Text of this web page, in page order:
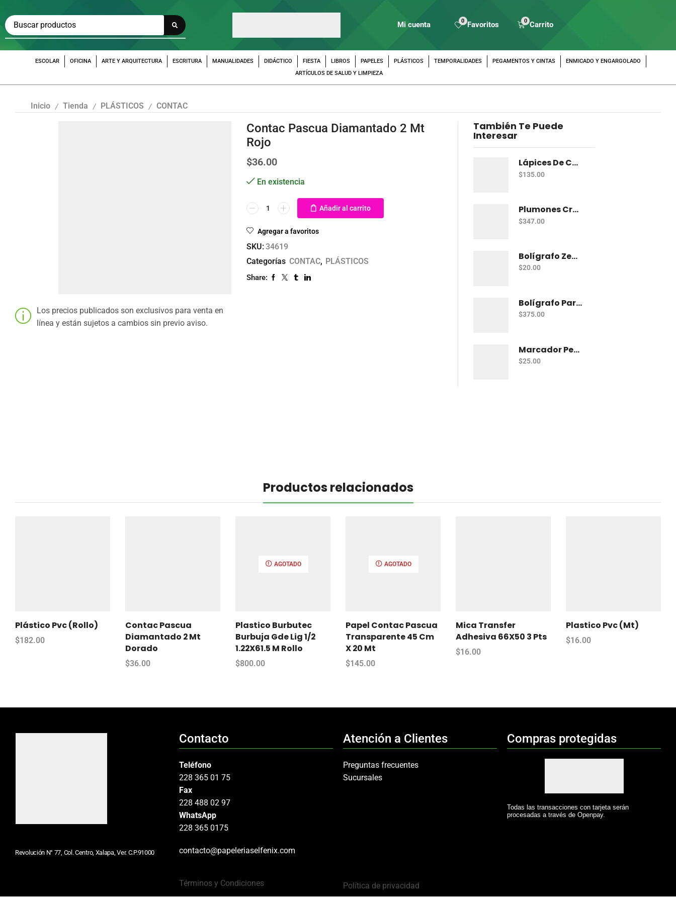
Mi cuenta 0 Favoritos 0 Carrito
ESCOLAR OFICINA ARTE Y ARQUITECTURA ESCRITURA MANUALIDADES DIDÁCTICO FIESTA LIBROS PAPELES PLÁSTICOS TEMPORALIDADES PEGAMENTOS Y CINTAS
ENMICADO Y ENGARGOLADO
ARTÍCULOS DE SALUD Y LIMPIEZA
Inicio / Tienda / PLÁSTICOS / CONTAC
Los precios publicados son exclusivos para venta en
línea y están sujetos a cambios sin previo aviso.
Contac Pascua Diamantado 2 Mt
Rojo
$36.00
En existencia
Añadir al carrito
Agregar a favoritos
SKU:34619
Categorías CONTAC, PLÁSTICOS
Share:
También Te Puede
Interesar
Lápices De Colores Prismacolor Junior Con 12 Dual
$135.00
Plumones Crayola Súper Tips Con 50
$347.00
Bolígrafo Zebra J-Roller Le Gel 0.7 Mm Azul
$20.00
Bolígrafo Parker Jotter Kensington Ct Bp
$375.00
Marcador Permanente Sharpie Chisel Tip - Rojo
$25.00
Productos relacionados
Plástico Pvc (Rollo)
$182.00
Contac Pascua
Diamantado 2 Mt
Dorado
$36.00
AGOTADO
Plastico Burbutec
Burbuja Gde Lig 1/2
1.22X61.5 M Rollo
$800.00
AGOTADO
Papel Contac Pascua
Transparente 45 Cm
X 20 Mt
$145.00
Mica Transfer
Adhesiva 66X50 3 Pts
$16.00
Plastico Pvc (Mt)
$16.00
Revolución N° 77, Col. Centro, Xalapa, Ver. C.P.91000
Contacto
Teléfono
228 365 01 75
Fax
228 488 02 97
WhatsApp
228 365 0175
contacto@papeleriaselfenix.com
Términos y Condiciones
Atención a Clientes
Preguntas frecuentes
Sucursales
Política de privacidad
Compras protegidas
Todas las transacciones con tarjeta serán
procesadas a través de Openpay.